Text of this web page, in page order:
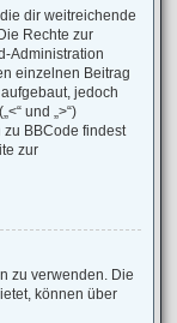
dir weitreichende
Rechte zur
Administration
einzelnen Beitrag
jedoch
und „>“)
BBCode findest
zur
zu verwenden. Die
können über